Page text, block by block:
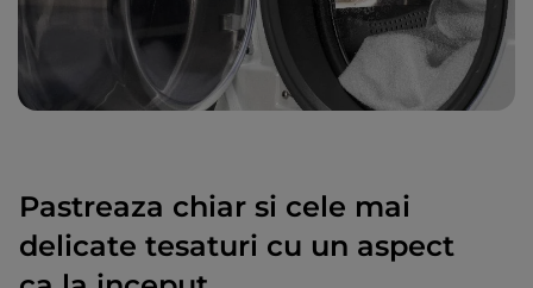
Pastreaza chiar si cele mai
delicate tesaturi cu un aspect